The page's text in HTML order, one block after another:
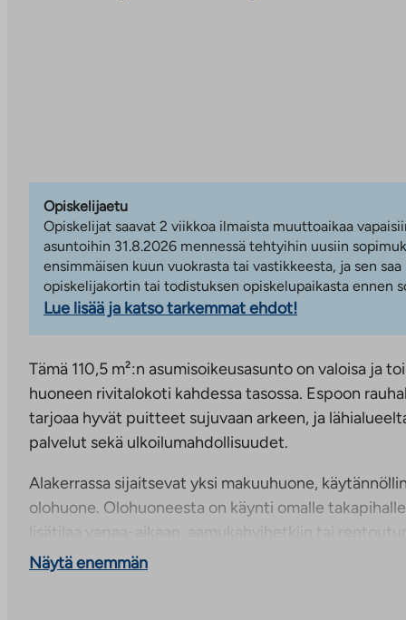
Opiskelijaetu
Opiskelijat saavat 2 viikkoa ilmaista muuttoaikaa
asuntoihin 31.8.2026 mennessä tehtyihin uusiin
ensimmäisen kuun vuokrasta tai vastikkeesta, ja sen
opiskelijakortin tai todistuksen opiskelupaikasta ennen
Lue lisää ja katso tarkemmat ehdot!
Tämä 110,5 m²:n asumisoikeusasunto on valoisa ja
huoneen rivitalokoti kahdessa tasossa. Espoon
tarjoaa hyvät puitteet sujuvaan arkeen, ja
palvelut sekä ulkoilumahdollisuudet.
Alakerrassa sijaitsevat yksi makuuhuone,
olohuone. Olohuoneesta on käynti omalle
lisätilaa vapaa-aikaan, aamukahvihetkiin tai
Yläkerrassa on kolme makuuhuonetta, oma sauna
Näytä enemmän